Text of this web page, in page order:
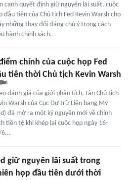
cạnh quyết định giữ nguyên lãi suất, cuộc
đầu tiên của Chủ tịch Fed Kevin Warsh cho
những thay đổi đáng chú ý trong cách
hành chính sách.
chính của cuộc họp Fed
tiên thời Chủ tịch Kevin Warsh
đánh giá của giới phân tích, tân Chủ tịch
Warsh của Cục Dự trữ Liên bang Mỹ
đã mở ra một kỷ nguyên mới về chính
tiền tệ khi khép lại cuộc họp ngày 16-
6...
giữ nguyên lãi suất trong
họp đầu tiên dưới thời